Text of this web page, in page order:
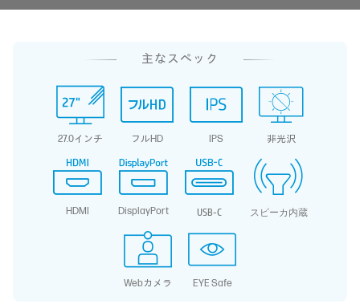
主なスペック
27.0インチ フルHD IPS 非光沢
HDMI DisplayPort USB-C スピーカ内蔵
Webカメラ EYE Safe